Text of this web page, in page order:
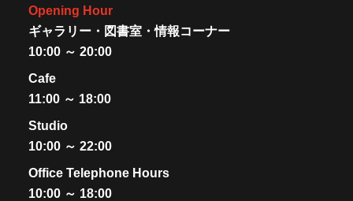
Opening Hour
ギャラリー・図書室・情報コーナー
10:00 ～ 20:00
Cafe
11:00 ～ 18:00
Studio
10:00 ～ 22:00
Office Telephone Hours
10:00 ～ 18:00